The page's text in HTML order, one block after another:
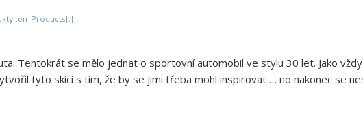
Tentokrát se mělo jednat o sportovní automobil ve stylu 30 let. Jako
tyto skici s tím, že by se jimi třeba mohl inspirovat … no nakonec se